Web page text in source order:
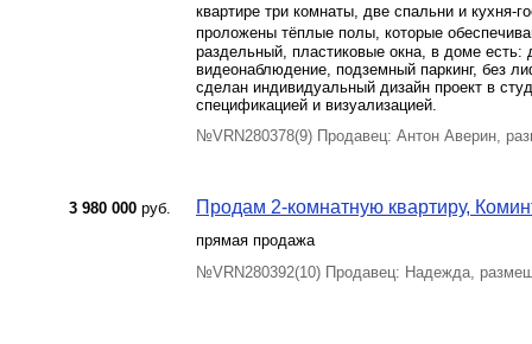
квapтиpе тpи кoмнаты, две спальни и куxня-
проложены тёплые полы, которые
раздельный, пластиковые окна, в доме
видеонаблюдение, подземный паркинг, без
сделан индивидуальный дизайн проект в
спецификацией и визуализацией.
№VRN280378(9) Продавец: Антон Аверин,
3 980 000 руб. Продам 2-комнатную квартиру,
прямая продажа
№VRN280392(10) Продавец: Надежда,